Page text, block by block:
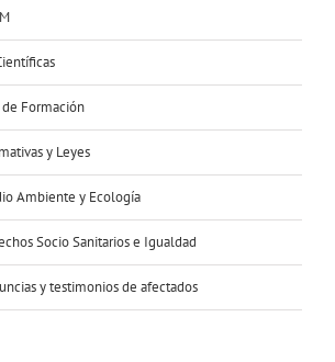
Formación
y Leyes
Ambiente y Ecología
Socio Sanitarios e Igualdad
y testimonios de afectados